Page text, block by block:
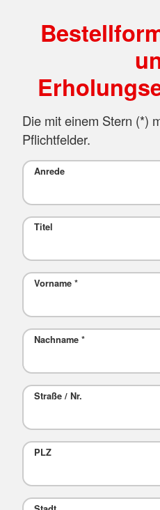
Die mit einem Stern (*)
Pflichtfelder.
Anrede
Titel
Vorname *
Nachname *
Straße / Nr.
PLZ